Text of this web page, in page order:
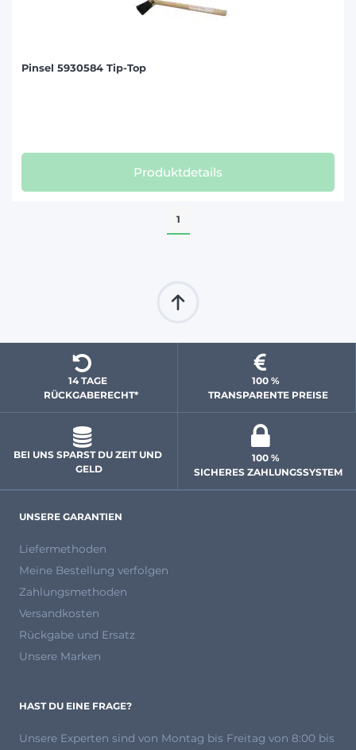
Pinsel 5930584 Tip-Top
Produktdetails
1
14 TAGE
  RÜCKGABERECHT*
100 %
TRANSPARENTE PREISE
BEI UNS SPARST DU ZEIT UND
GELD
100 %
SICHERES ZAHLUNGSSYSTEM
UNSERE GARANTIEN
Liefermethoden
Meine Bestellung verfolgen
Zahlungsmethoden
Versandkosten
Rückgabe und Ersatz
Unsere Marken
HAST DU EINE FRAGE?
Unsere Experten sind von Montag bis Freitag von 8:00 bis